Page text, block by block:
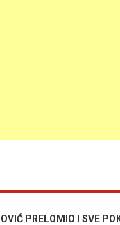
PRELOMIO I SVE